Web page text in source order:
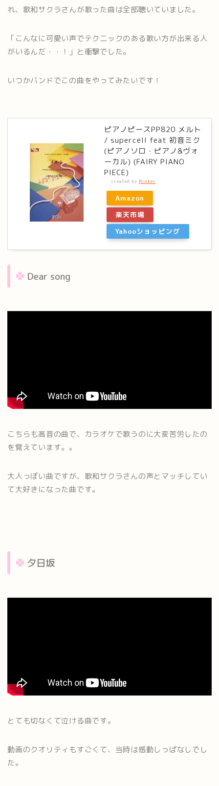
れ、歌和サクラさんが歌った曲は全部聴いていました。
「こんなに可愛い声でテクニックのある歌い方が出来る人
がいるんだ・・！」と衝撃でした。
いつかバンドでこの曲をやってみたいです！
ピアノピースPP820 メルト
/ supercell feat 初音ミク
(ピアノソロ・ピアノ&ヴォ
ーカル) (FAIRY PIANO
PIECE)
created by Rinker
Amazon
楽天市場
Yahooショッピング
Dear song
こちらも高音の曲で、カラオケで歌うのに大変苦労したの
を覚えています。。
大人っぽい曲ですが、歌和サクラさんの声とマッチしてい
て大好きになった曲です。
夕日坂
とても切なくて泣ける曲です。
動画のクオリティもすごくて、当時は感動しっぱなしでし
た。